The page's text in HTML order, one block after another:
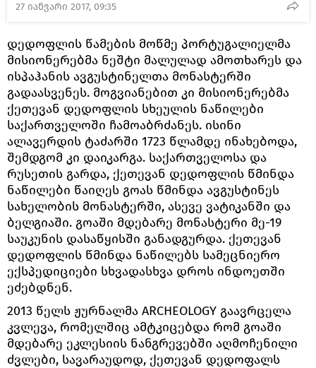
27 იანვარი 2017, 09:35
დედოფლის წამების მოწმე პორტუგალიელმა
მისიონერებმა ნეშტი მალულად ამოთხარეს და
ისპაჰანის ავგუსტინელთა მონასტერში
გადაასვენეს. მოგვიანებით კი მისიონერებმა
ქეთევან დედოფლის სხეულის ნაწილები
საქართველოში ჩამოაბრძანეს. ისინი
ალავერდის ტაძარში 1723 წლამდე ინახებოდა,
შემდგომ კი დაიკარგა. საქართველოსა და
რუსეთის გარდა, ქეთევან დედოფლის წმინდა
ნაწილები წაიღეს გოას წმინდა ავგუსტინეს
სახელობის მონასტერში, ასევე ვატიკანში და
ბელგიაში. გოაში მდებარე მონასტერი მე-19
საუკუნის დასაწყისში განადგურდა. ქეთევან
დედოფლის წმინდა ნაწილებს სამეცნიერო
ექსპედიციები სხვადასხვა დროს ინდოეთში
ეძებდნენ.
2013 წელს ჟურნალმა ARCHEOLOGY გაავრცელა
კვლევა, რომელშიც ამტკიცებდა რომ გოაში
მდებარე ეკლესიის ნანგრევებში აღმოჩენილი
ძვლები, სავარაუდოდ, ქეთევან დედოფალს